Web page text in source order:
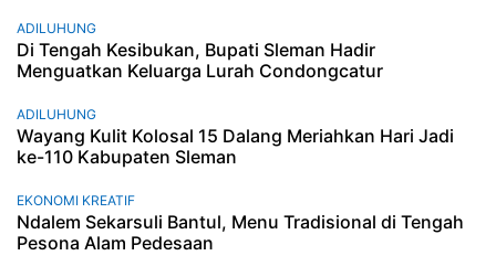
ADILUHUNG
Di Tengah Kesibukan, Bupati Sleman Hadir
Menguatkan Keluarga Lurah Condongcatur
ADILUHUNG
Wayang Kulit Kolosal 15 Dalang Meriahkan Hari Jadi
ke-110 Kabupaten Sleman
EKONOMI KREATIF
Ndalem Sekarsuli Bantul, Menu Tradisional di Tengah
Pesona Alam Pedesaan